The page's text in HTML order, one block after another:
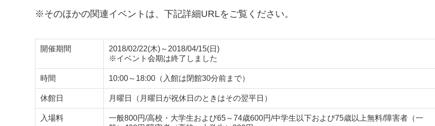
※そのほかの関連イベントは、下記詳細URLをご覧ください。
開催期間
2018/02/22(木)～2018/04/15(日)
※イベント会期は終了しました
時間 10:00～18:00（入館は閉館30分前まで）
休館日 月曜日（月曜日が祝休日のときはその翌平日）
入場料
一般800円/高校・大学生および65～74歳600円/中学生以下および75歳以上無料/障害者（一